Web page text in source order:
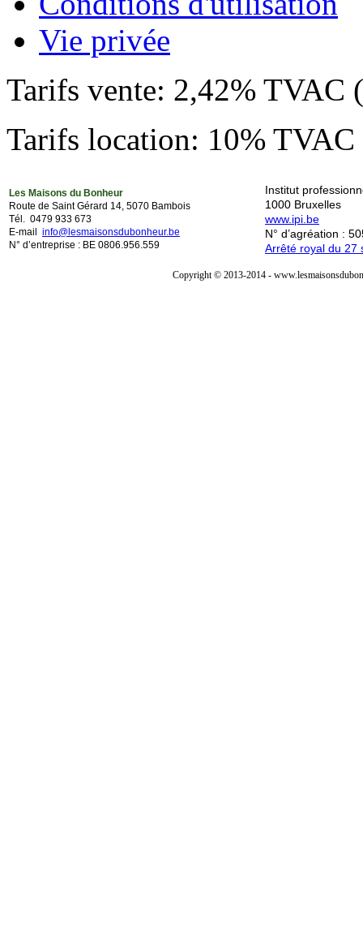
Vie privée
Tarifs vente: 2,42%
Tarifs location: 10%
Les Maisons du Bonheur
Route de Saint Gérard 14, 5070 Bambois
Tél. 0479 933 673
E-mail info@lesmaisonsdubonheur.be
N° d’entreprise : BE 0806.956.559
Institut
1000 Bruxelles
www.ipi.be
N° d’agréation :
Arrêté royal du 27
Copyright © 2013-2014 -